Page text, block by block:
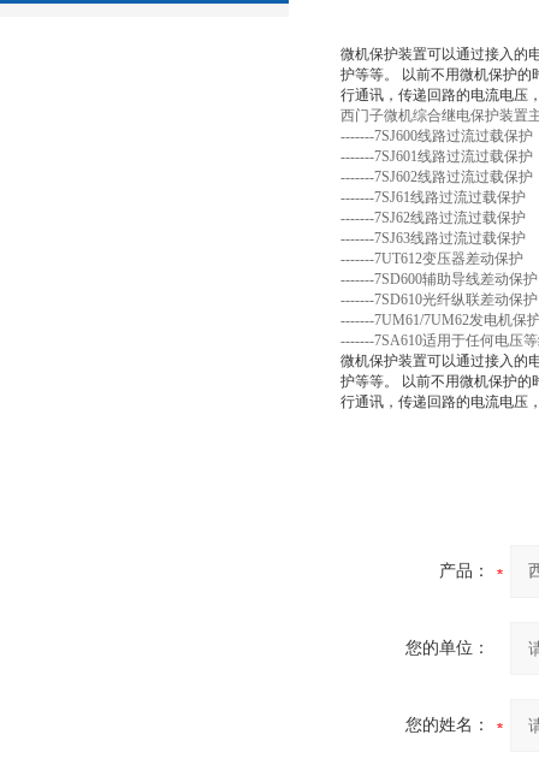
微机保护装置可以通过接入的
护等等。 以前不用微机保护
行通讯，传递回路的电流电压
西门子微机综合继电保护装置
-------7SJ600线路过流过载保护
-------7SJ601线路过流过载保护
-------7SJ602线路过流过载保护
-------7SJ61线路过流过载保护
-------7SJ62线路过流过载保护
-------7SJ63线路过流过载保护
-------7UT612变压器差动保护
-------7SD600辅助导线差动保护
-------7SD610光纤纵联差动保护
-------7UM61/7UM62发电机保
-------7SA610适用于任何电压
微机保护装置可以通过接入的
护等等。 以前不用微机保护
行通讯，传递回路的电流电压
产品：
您的单位：
您的姓名：